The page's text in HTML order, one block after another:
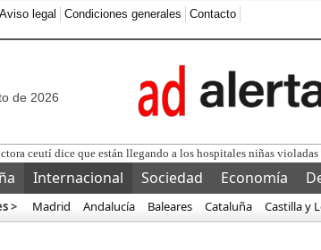
Aviso legal Condiciones generales Contacto
de 2026
Internacional Sociedad Economía
> Madrid Andalucía Baleares Cataluña Castilla y